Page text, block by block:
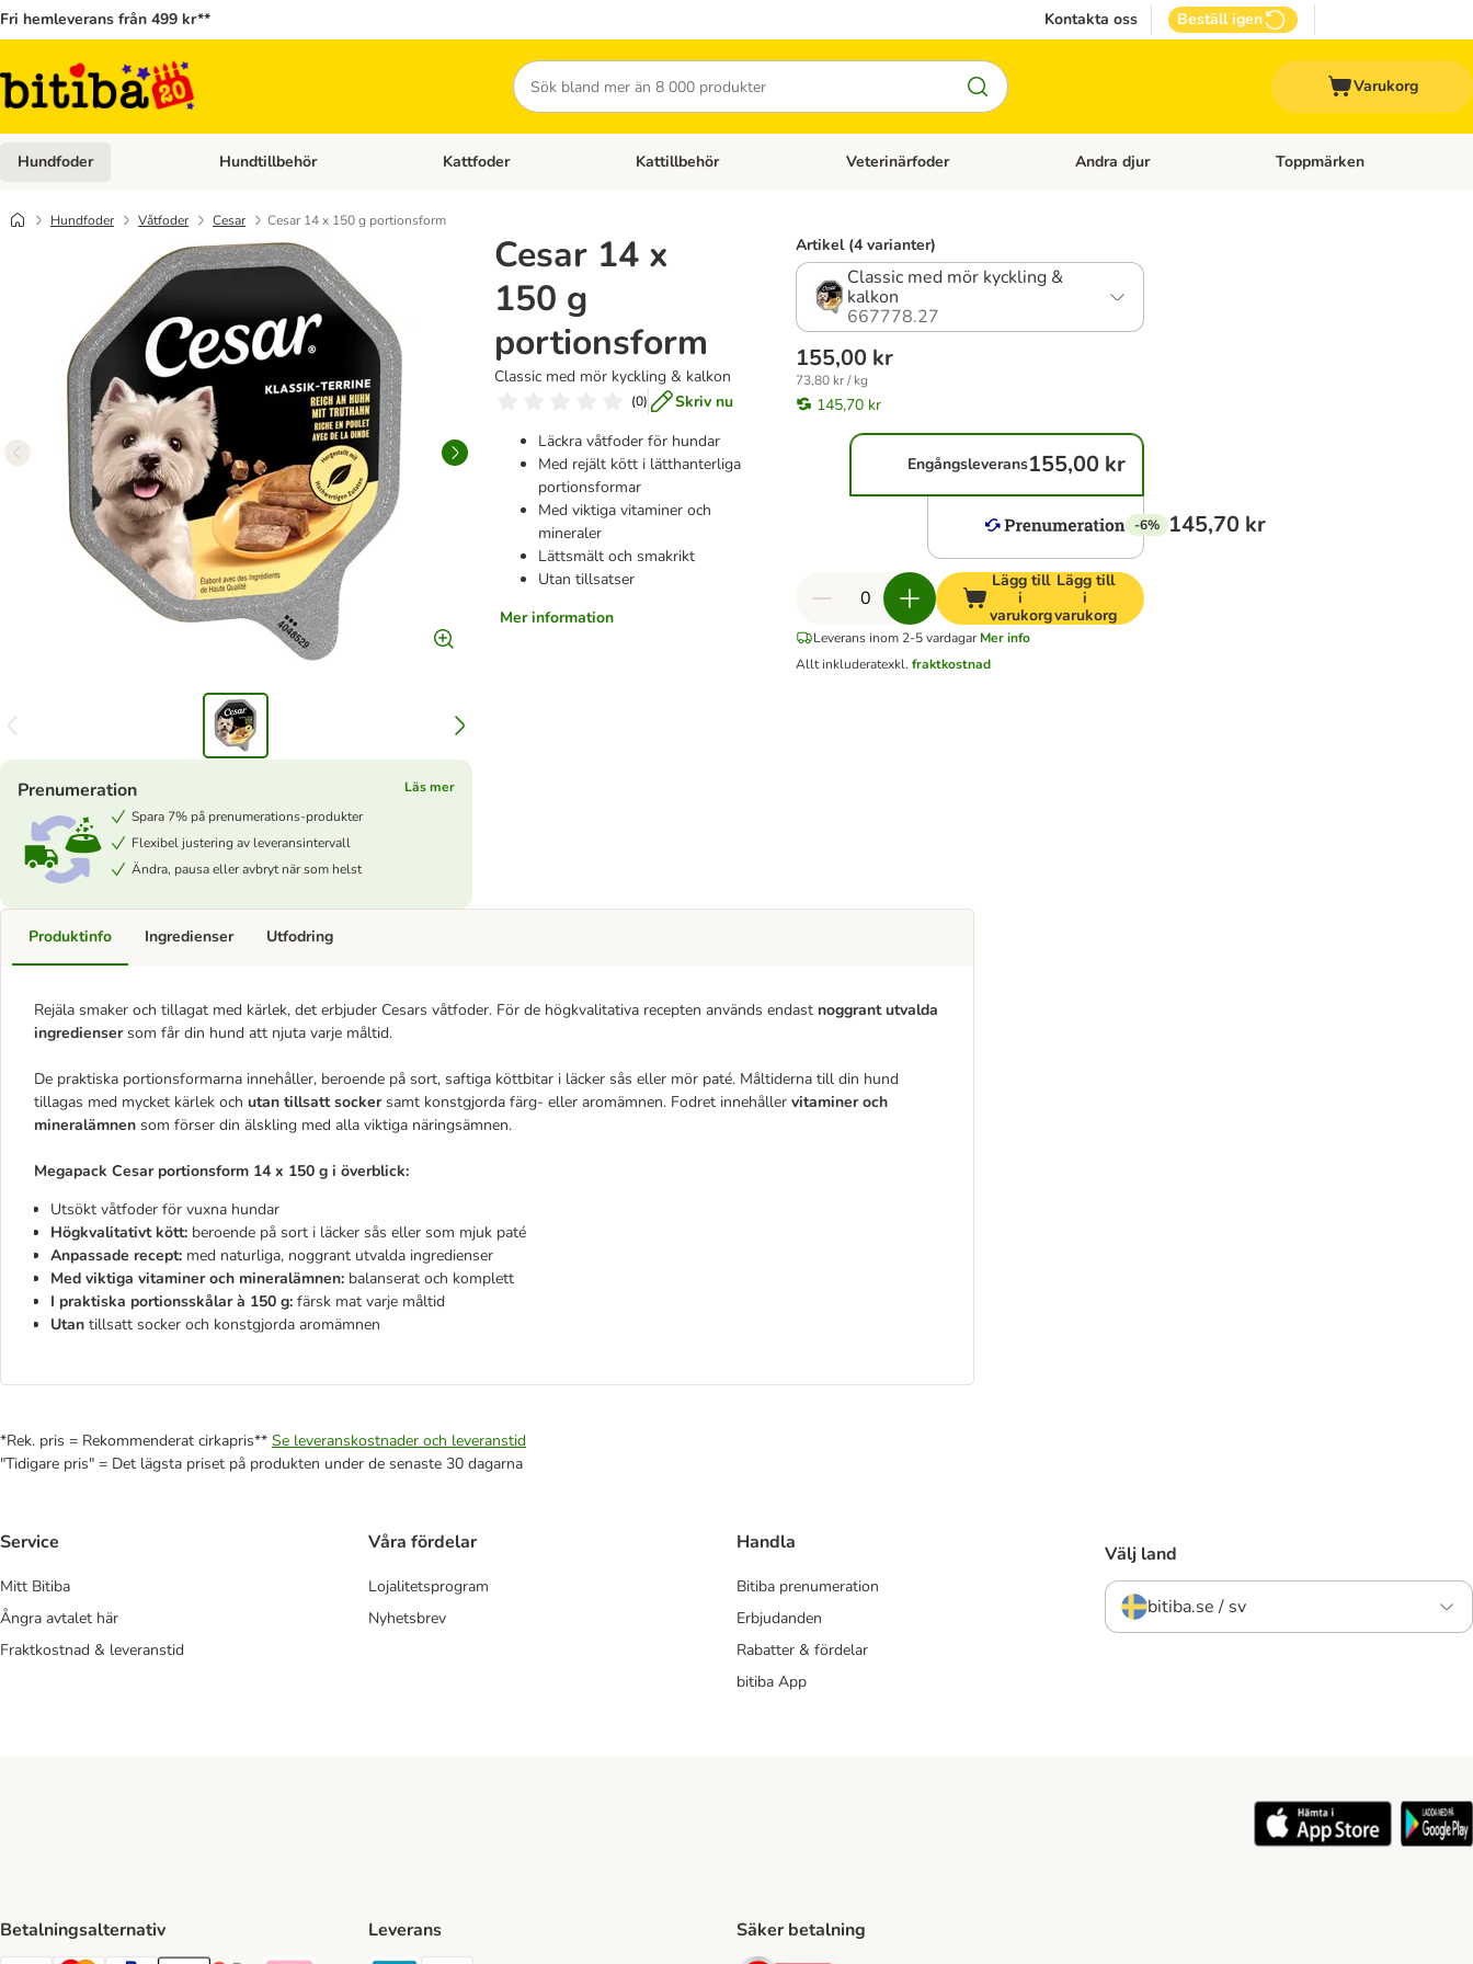
Fri hemleverans från 499 kr** Kontakta oss Beställ igen
Sök
Varukorg
Hundfoder Open category menu: Hundfoder
Hundtillbehör Open category menu: Hundtillbehör
Kattfoder Open category menu: Kattfoder
Kattillbehör Open category menu: Kattillbehör
Veterinärfoder Open category menu: Veterinärfoder
Andra djur Open category menu: Andra
Toppmärken
Hundfoder Våtfoder Cesar Cesar 14 x 150 g portionsform
Cesar 14 x
150 g
portionsform
Classic med mör kyckling & kalkon
(0)
Skriv nu
Läckra våtfoder för hundar
Med rejält kött i lätthanterliga
portionsformar
Med viktiga vitaminer och
mineraler
Lättsmält och smakrikt
Utan tillsatser
Mer information
Prenumeration
Läs mer
Spara 7% på prenumerations-produkter
Flexibel justering av leveransintervall
Ändra, pausa eller avbryt när som helst
Artikel (4 varianter)
Classic med mör kyckling &
kalkon
667778.27
155,00 kr
73,80 kr / kg
145,70 kr
Engångsleverans155,00 kr
-6% 145,70 kr
Lägg till
i
varukorg
Lägg till
i
varukorg
Leverans inom 2-5 vardagar Mer info
Allt inkluderatexkl. fraktkostnad
Produktinfo
Rejäla smaker och tillagat med kärlek, det erbjuder Cesars våtfoder. För de högkvalitativa recepten används endast noggrant utvalda
ingrediensersom får din hund att njuta varje måltid.
De praktiska portionsformarna innehåller, beroende på sort, saftiga köttbitar i läcker sås eller mör paté. Måltiderna till din hund
tillagas med mycket kärlek och utan tillsatt sockersamt konstgjorda färg- eller aromämnen. Fodret innehåller vitaminer och
mineralämnen som förser din älskling med alla viktiga näringsämnen.
Megapack Cesar portionsform 14 x 150 g i överblick:
Utsökt våtfoder för vuxna hundar
Högkvalitativt kött: beroende på sort i läcker sås eller som mjuk paté
Anpassade recept: med naturliga, noggrant utvalda ingredienser
Med viktiga vitaminer och mineralämnen: balanserat och komplett
I praktiska portionsskålar à 150 g: färsk mat varje måltid
Utan tillsatt socker och konstgjorda aromämnen
Ingredienser Utfodring
*Rek. pris = Rekommenderat cirkapris** Se leveranskostnader och leveranstid
"Tidigare pris" = Det lägsta priset på produkten under de senaste 30 dagarna
Service
Mitt Bitiba
Ångra avtalet här
Fraktkostnad & leveranstid
Våra fördelar
Lojalitetsprogram
Nyhetsbrev
Handla
Bitiba prenumeration
Erbjudanden
Rabatter & fördelar
bitiba App
Välj land
bitiba.se / sv
Betalningsalternativ Leverans Säker betalning